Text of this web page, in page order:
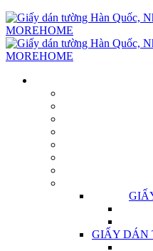
GIẤY DÁN